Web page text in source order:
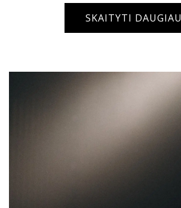
SKAITYTI DAUGIAU